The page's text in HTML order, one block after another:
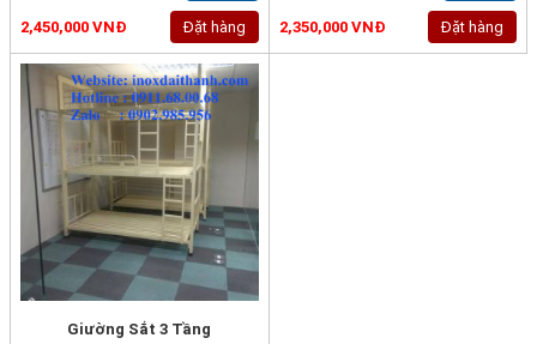
2,450,000 VNĐ Đặt hàng 2,350,000 VNĐ Đặt hàng
Giường Sắt 3 Tầng